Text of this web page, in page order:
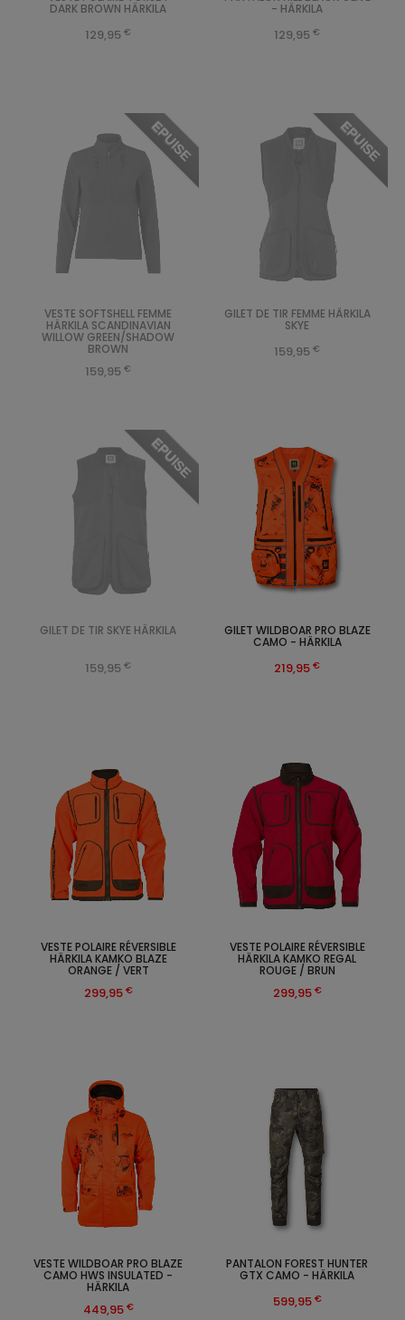
PANTALON FOREST HUNTER
GTX CAMO - HÄRKILA
599,95 €
GILET WILDBOAR PRO BLAZE
CAMO - HÄRKILA
219,95 €
VESTE WILDBOAR PRO BLAZE
CAMO HWS INSULATED -
HÄRKILA
449,95 €
VESTE POLAIRE RÉVERSIBLE
HÄRKILA KAMKO BLAZE
ORANGE / VERT
299,95 €
VESTE POLAIRE RÉVERSIBLE
HÄRKILA KAMKO REGAL
ROUGE / BRUN
299,95 €
DARK BROWN HÄRKILA
129,95 €
- HÄRKILA
129,95 €
EPUISE
VESTE SOFTSHELL FEMME
HÄRKILA SCANDINAVIAN
WILLOW GREEN/SHADOW
BROWN
159,95 €
EPUISE
GILET DE TIR FEMME HÄRKILA
SKYE
159,95 €
EPUISE
GILET DE TIR SKYE HÄRKILA
159,95 €